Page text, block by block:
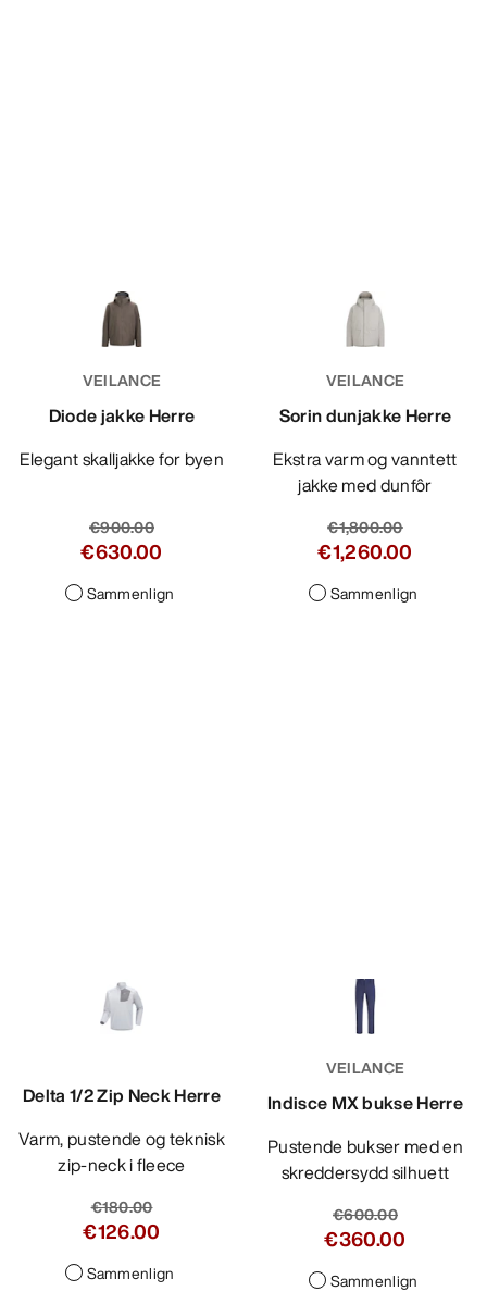
VEILANCE
Diode jakke Herre
Elegant skalljakke for byen
€900.00
€630.00
Sammenlign
VEILANCE
Sorin dunjakke Herre
Ekstra varm og vanntett
jakke med dunfôr
€1,800.00
€1,260.00
Sammenlign
Delta 1/2 Zip Neck Herre
Varm, pustende og teknisk
zip-neck i fleece
€180.00
€126.00
Sammenlign
VEILANCE
Indisce MX bukse Herre
Pustende bukser med en
skreddersydd silhuett
€600.00
€360.00
Sammenlign